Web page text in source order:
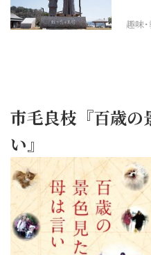
趣味
市毛良枝『百歳の
い』